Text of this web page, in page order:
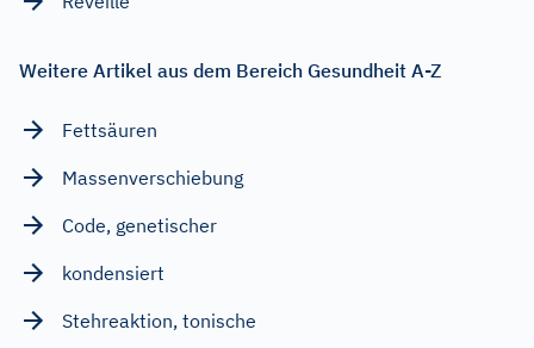
Weitere Artikel aus dem Bereich Gesundheit A-Z
Fettsäuren
Massenverschiebung
Code, genetischer
kondensiert
Stehreaktion, tonische